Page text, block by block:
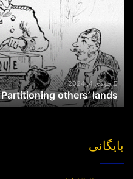
جولای 4, 2024
Partitioning others’ lands
بایگانی